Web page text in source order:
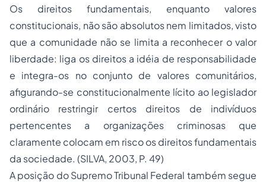
Os direitos fundamentais, enquanto valores
constitucionais, não são absolutos nem limitados, visto
que a comunidade não se limita a reconhecer o valor
liberdade: liga os direitos a idéia de responsabilidade
e integra-os no conjunto de valores comunitários,
afigurando-se constitucionalmente lícito ao legislador
ordinário restringir certos direitos de indivíduos
pertencentes a organizações criminosas que
claramente colocam em risco os direitos fundamentais
da sociedade. (SILVA, 2003, P. 49)
A posição do Supremo Tribunal Federal também segue